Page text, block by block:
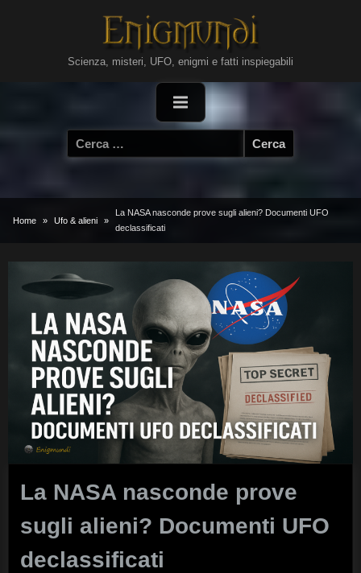
Scienza, misteri, UFO, enigmi e fatti inspiegabili
Ricerca
per:
Home Ufo & alieni
La NASA nasconde prove sugli alieni? Documenti UFO
declassificati
La NASA nasconde prove
sugli alieni? Documenti UFO
declassificati